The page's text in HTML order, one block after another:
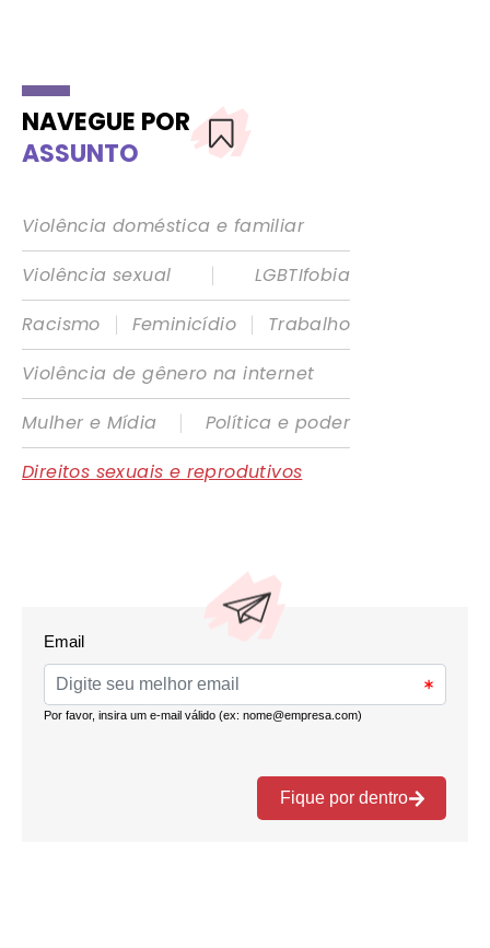
NAVEGUE POR
ASSUNTO
Violência doméstica e familiar
Violência sexual
|
LGBTIfobia
Racismo
| Feminicídio |
Trabalho
Violência de gênero na internet
Mulher e Mídia
|
Política e poder
Direitos sexuais e reprodutivos